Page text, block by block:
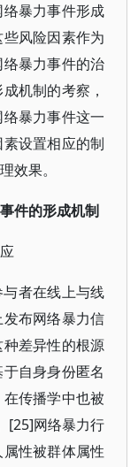
暴力事件形成
风险因素作为
暴力事件的治
机制的考察，
暴力事件这一
设置相应的制
效果。
件的形成机制
者在线上与线
布网络暴力信
差异性的根源
自身身份匿名
传播学中也被
[25]网络暴力行
性被群体属性